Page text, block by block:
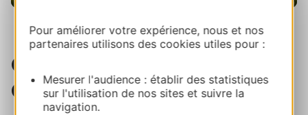
Pour améliorer votre expérience, nous et nos
partenaires utilisons des cookies utiles pour :
Mesurer l'audience : établir des statistiques
sur l'utilisation de nos sites et suivre la
navigation.
On passe en MOOD
Occitanie ?